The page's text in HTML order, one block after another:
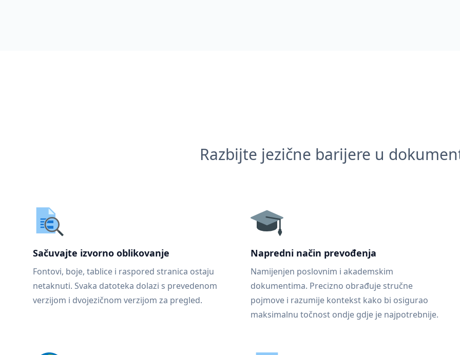
Razbijte jezične barijere u
Sačuvajte izvorno oblikovanje
Fontovi, boje, tablice i raspored stranica ostaju
netaknuti. Svaka datoteka dolazi s prevedenom
verzijom i dvojezičnom verzijom za pregled.
Napredni način prevođenja
Namijenjen poslovnim i akademskim
dokumentima. Precizno obrađuje stručne
pojmove i razumije kontekst kako bi osigurao
maksimalnu točnost ondje gdje je najpotrebnije.